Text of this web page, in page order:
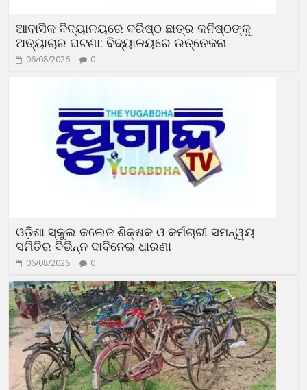
ଆବାସିକ ବିଦ୍ୟାଳୟରେ ବରିଷ୍ଠ ଛାତ୍ର କନିଷ୍ଠଙ୍କୁ
ଅତ୍ୟାଚାର ଘଟଣା: ବିଦ୍ୟାଳୟରେ ଉତ୍ତେଜନା
06/08/2026 0
ଓଡ଼ିଶା ସ୍କୁଲ କଲେଜ ଶିକ୍ଷକ ଓ କର୍ମଚାରୀ ସମନ୍ୱୟ
ସମିତିର ବିଭିନ୍ନ ଦାବିନେଇ ଧାରଣା
06/08/2026 0